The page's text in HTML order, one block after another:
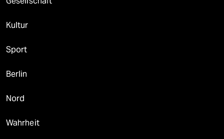
Kultur
Sport
Berlin
Nord
Wahrheit